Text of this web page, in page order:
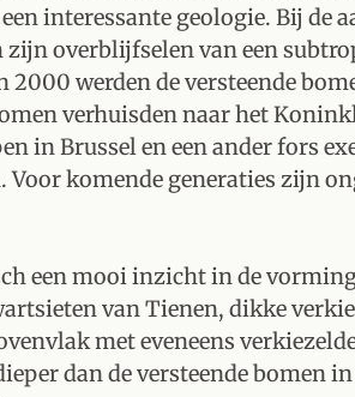
interessante geologie. Bij de
overblijfselen van een
werden de versteende
verhuisden naar het
in Brussel en een ander fors
komende generaties zijn
een mooi inzicht in de
van Tienen, dikke
met eveneens
dan de versteende bomen